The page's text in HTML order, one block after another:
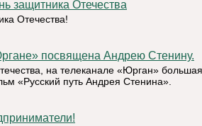
защитника Отечества
Отечества!
посвящена Андрею Стенину.
на телеканале «Юрган» большая
«Русский путь Андрея Стенина».